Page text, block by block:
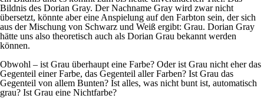
Bildnis des Dorian Gray. Der Nachname Gray wird zwar nicht
übersetzt, könnte aber eine Anspielung auf den Farbton sein, der sich
aus der Mischung von Schwarz und Weiß ergibt: Grau. Dorian Gray
hätte uns also theoretisch auch als Dorian Grau bekannt werden
können.
Obwohl – ist Grau überhaupt eine Farbe? Oder ist Grau nicht eher das
Gegenteil einer Farbe, das Gegenteil aller Farben? Ist Grau das
Gegenteil von allem Bunten? Ist alles, was nicht bunt ist, automatisch
grau? Ist Grau eine Nichtfarbe?